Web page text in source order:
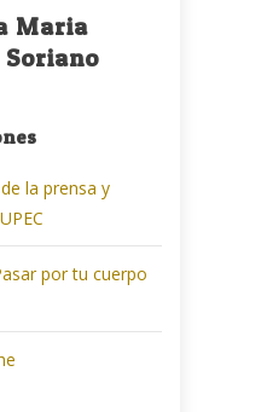
Maria
la prensa y
por tu cuerpo